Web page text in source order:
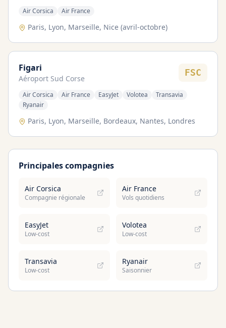
Air Corsica Air France
Paris, Lyon, Marseille, Nice (avril-octobre)
Figari
Aéroport Sud Corse
FSC
Air Corsica Air France EasyJet Volotea
Transavia
Ryanair
Paris, Lyon, Marseille, Bordeaux, Nantes, Londres
Principales compagnies
Air Corsica
Compagnie régionale
Air France
Vols quotidiens
EasyJet
Low-cost
Volotea
Low-cost
Transavia
Low-cost
Ryanair
Saisonnier